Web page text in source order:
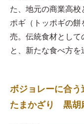
た、地元の商業高校
ポギ（トッポギの
売。伝統食材として
と、新たな食べ方を
ボジョレーに合
たまかざり 黒胡